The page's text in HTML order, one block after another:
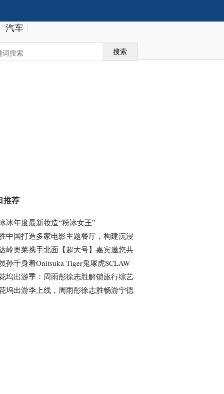
汽车
搜索
推荐
冰年度最新妆造“粉冰女王”
中国打造多家电影主题餐厅，构建沉浸
岭奥莱携手北面【超大号】嘉宾邀您共
孙千身着Onitsuka Tiger鬼塚虎SCLAW
坞出游季：周雨彤徐志胜解锁旅行综艺
坞出游季上线，周雨彤徐志胜畅游宁德